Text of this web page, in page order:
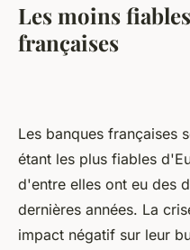
Les moins
françaises
Les banques françaises
étant les plus fiables
d'entre elles ont eu des
dernières années. La
impact négatif sur leur